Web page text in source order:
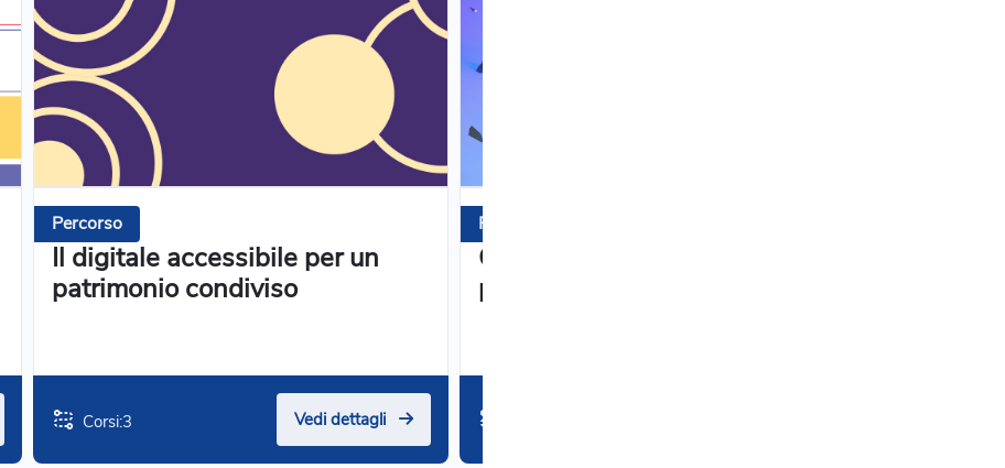
Percorso
Il digitale accessibile per un
patrimonio condiviso
Corsi:3 Vedi dettagli
Percorso
Comunicazione digitale per il
patrimonio culturale